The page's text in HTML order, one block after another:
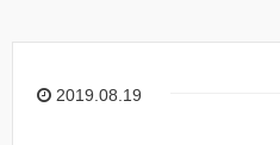
2019.08.19